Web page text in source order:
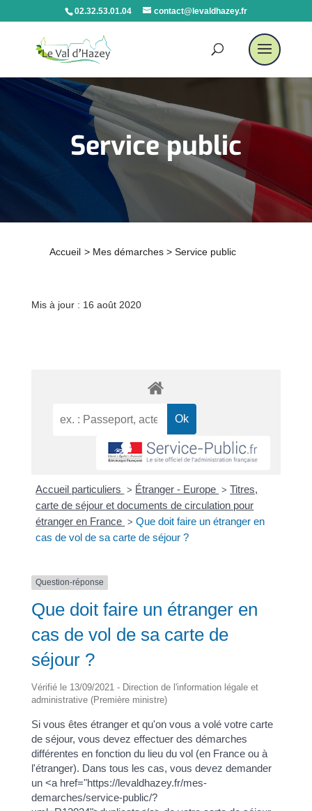
02.32.53.01.04 contact@levaldhazey.fr
Service public
Accueil > Mes démarches > Service public
Mis à jour : 16 août 2020
Accueil particuliers > Étranger - Europe > Titres,
carte de séjour et documents de circulation pour
étranger en France > Que doit faire un étranger en
cas de vol de sa carte de séjour ?
Question-réponse
Que doit faire un étranger en
cas de vol de sa carte de
séjour ?
Vérifié le 13/09/2021 - Direction de l'information légale et
administrative (Première ministre)
Si vous êtes étranger et qu'on vous a volé votre carte
de séjour, vous devez effectuer des démarches
différentes en fonction du lieu du vol (en France ou à
l'étranger). Dans tous les cas, vous devez demander
un <a href="https://levaldhazey.fr/mes-
demarches/service-public/?